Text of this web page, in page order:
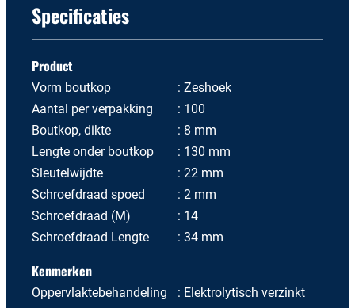
Specificaties
Product
Vorm boutkop
Zeshoek
Aantal per verpakking
100
Boutkop, dikte
8 mm
Lengte onder boutkop
130 mm
Sleutelwijdte
22 mm
Schroefdraad spoed
2 mm
Schroefdraad (M)
14
Schroefdraad Lengte
34 mm
Kenmerken
Oppervlaktebehandeling Elektrolytisch verzinkt